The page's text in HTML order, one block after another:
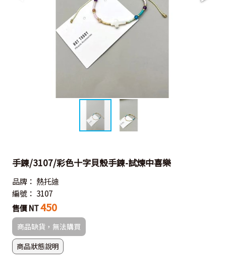
手鍊/3107/彩色十字貝殼手鍊-試煉中喜樂
品牌： 熱托迪
編號： 3107
售價 NT450
商品缺貨，無法購買
商品狀態說明